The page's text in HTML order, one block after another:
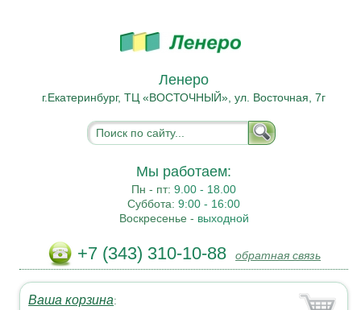
Ленеро
г.Екатеринбург, ТЦ «ВОСТОЧНЫЙ», ул. Восточная, 7г
Мы работаем:
Пн - пт:9.00 - 18.00
Суббота:9:00 - 16:00
Воскресенье - выходной
+7 (343) 310-10-88 обратная связь
Ваша корзина: